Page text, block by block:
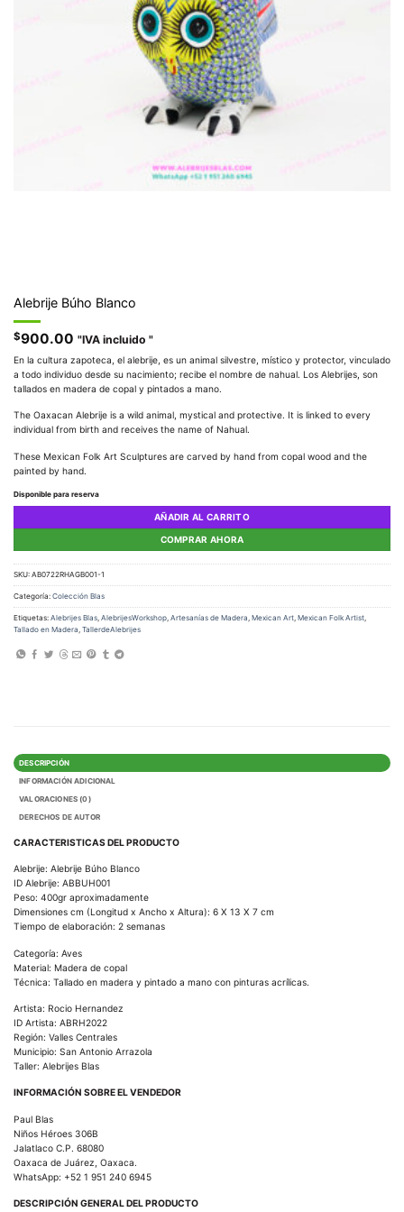
Alebrije Búho Blanco
$900.00 "IVA incluido "
En la cultura zapoteca, el alebrije, es un animal silvestre, místico y protector, vinculado
a todo individuo desde su nacimiento; recibe el nombre de nahual. Los Alebrijes, son
tallados en madera de copal y pintados a mano.
The Oaxacan Alebrije is a wild animal, mystical and protective. It is linked to every
individual from birth and receives the name of Nahual.
These Mexican Folk Art Sculptures are carved by hand from copal wood and the
painted by hand.
Disponible para reserva
AÑADIR AL CARRITO
COMPRAR AHORA
SKU: AB0722RHAGB001-1
Categoría: Colección Blas
Etiquetas: Alebrijes Blas AlebrijesWorkshop Artesanías de Madera Mexican Art Mexican Folk Artist
Tallado en Madera TallerdeAlebrijes
DESCRIPCIÓN
INFORMACIÓN ADICIONAL
VALORACIONES (0)
DERECHOS DE AUTOR
CARACTERISTICAS DEL PRODUCTO
Alebrije: Alebrije Búho Blanco
ID Alebrije: ABBUH001
Peso: 400gr aproximadamente
Dimensiones cm (Longitud x Ancho x Altura): 6 X 13 X 7 cm
Tiempo de elaboración: 2 semanas
Categoría: Aves
Material: Madera de copal
Técnica: Tallado en madera y pintado a mano con pinturas acrílicas.
Artista: Rocio Hernandez
ID Artista: ABRH2022
Región: Valles Centrales
Municipio: San Antonio Arrazola
Taller: Alebrijes Blas
INFORMACIÓN SOBRE EL VENDEDOR
Paul Blas
Niños Héroes 306B
Jalatlaco C.P. 68080
Oaxaca de Juárez, Oaxaca.
WhatsApp: +52 1 951 240 6945
DESCRIPCIÓN GENERAL DEL PRODUCTO